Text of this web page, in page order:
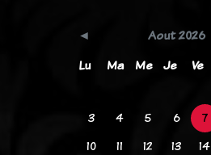
Aout 2026
Lu
Ma Me Je Ve
3
4 5 6 7
10
11 12 13 14